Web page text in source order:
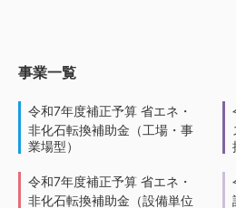
事業一覧
令和7年度補正予算 省エネ・
非化石転換補助金（工場・事
業場型）
令和7年度補正予算 省エネ・
非化石転換補助金（設備単位